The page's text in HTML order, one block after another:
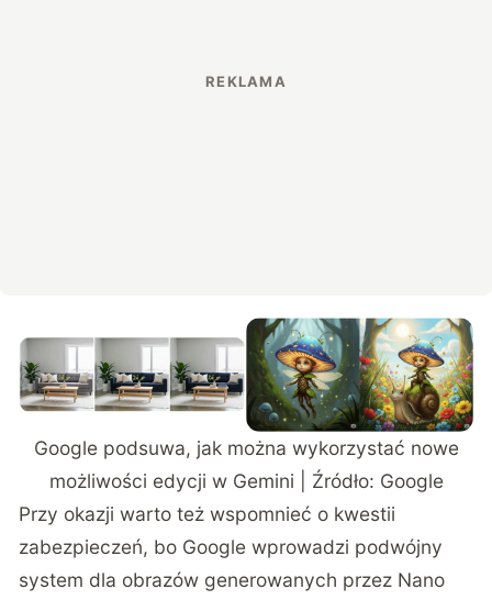
Google podsuwa, jak można wykorzystać nowe
możliwości edycji w Gemini | Źródło: Google
Przy okazji warto też wspomnieć o kwestii
zabezpieczeń, bo Google wprowadzi podwójny
system dla obrazów generowanych przez Nano